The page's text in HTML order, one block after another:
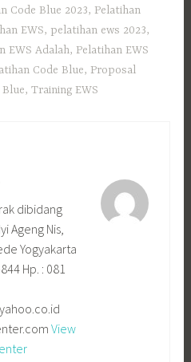
Code Blue 2023, Pelatihan
EWS, pelatihan ews 2023,
EWS Adalah, Pelatihan EWS
Code Blue, Proposal
,Training EWS
dibidang
Ageng Nis,
Yogyakarta
Hp. : 081
View